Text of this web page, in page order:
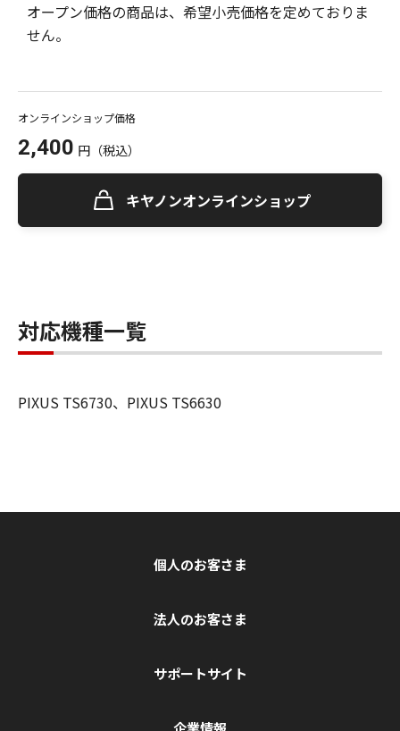
オープン価格の商品は、希望小売価格を定めておりま
せん。
オンラインショップ価格
2,400 円 （税込）
キヤノンオンラインショップ
対応機種一覧
PIXUS TS6730、PIXUS TS6630
個人のお客さま
法人のお客さま
サポートサイト